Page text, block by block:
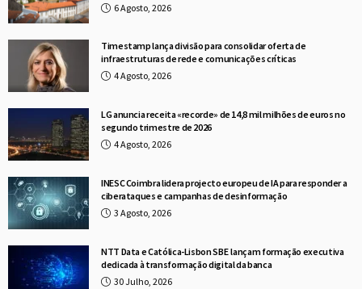
6 Agosto, 2026
Timestamp lança divisão para consolidar oferta de
infraestruturas de rede e comunicações críticas
4 Agosto, 2026
LG anuncia receita «recorde» de 14,8 mil milhões de euros no
segundo trimestre de 2026
4 Agosto, 2026
INESC Coimbra lidera projecto europeu de IA para responder a
ciberataques e campanhas de desinformação
3 Agosto, 2026
NTT Data e Católica-Lisbon SBE lançam formação executiva
dedicada à transformação digital da banca
30 Julho, 2026